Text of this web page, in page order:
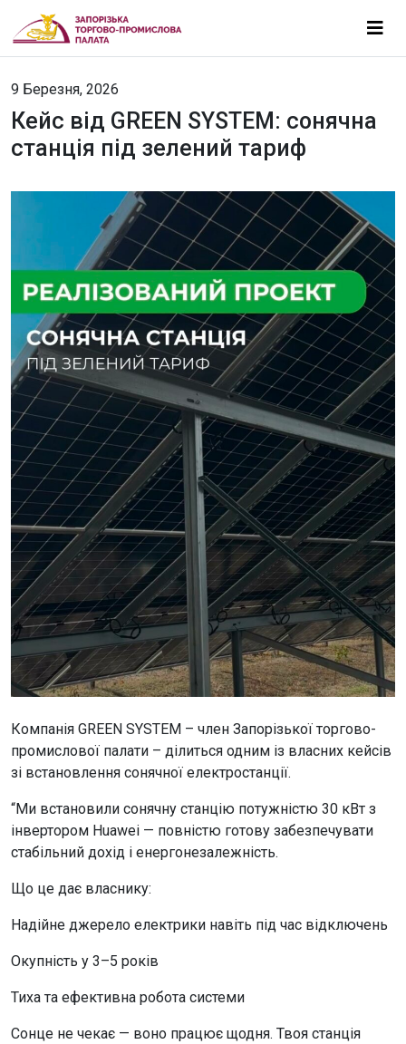
9 Березня, 2026
Кейс від GREEN SYSTEM: сонячна
станція під зелений тариф
Компанія GREEN SYSTEM – член Запорізької торгово-
промислової палати – ділиться одним із власних кейсів
зі встановлення сонячної електростанції.
“Ми встановили сонячну станцію потужністю 30 кВт з
інвертором Huawei — повністю готову забезпечувати
стабільний дохід і енергонезалежність.
Що це дає власнику:
Надійне джерело електрики навіть під час відключень
Окупність у 3–5 років
Тиха та ефективна робота системи
Сонце не чекає — воно працює щодня. Твоя станція